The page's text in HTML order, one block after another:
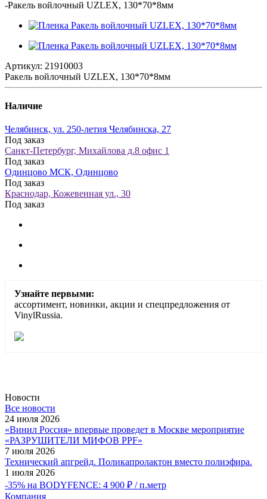
-Ракель войлочный UZLEX, 130*70*8мм
Артикул: 21910003
Ракель войлочный UZLEX, 130*70*8мм
Наличие
Челябинск, ул. 250-летия Челябинска, 27
Под заказ
Санкт-Петербург, Михайлова д.8 офис 1
Под заказ
Одинцово МСК, Одинцово
Под заказ
Краснодар, Кожевенная ул., 30
Под заказ
Узнайте первыми:
ассортимент, новинки, акции и спецпредложения от
VinylRussia.
Новости
Все новости
24 июля 2026
«Винил Россия» впервые проведет в Москве мероприятие
«РАЗРУШИТЕЛИ МИФОВ PPF»
7 июля 2026
Технический апгрейд. Поликапролактон вместо полиэфира.
1 июля 2026
-35% на BODYFENCE: 4 900 ₽ / п.метр
Компания